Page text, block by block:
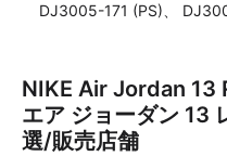
DJ3005-171 (PS)、
NIKE Air Jordan 13
エア ジョーダン 13
選/販売店舗